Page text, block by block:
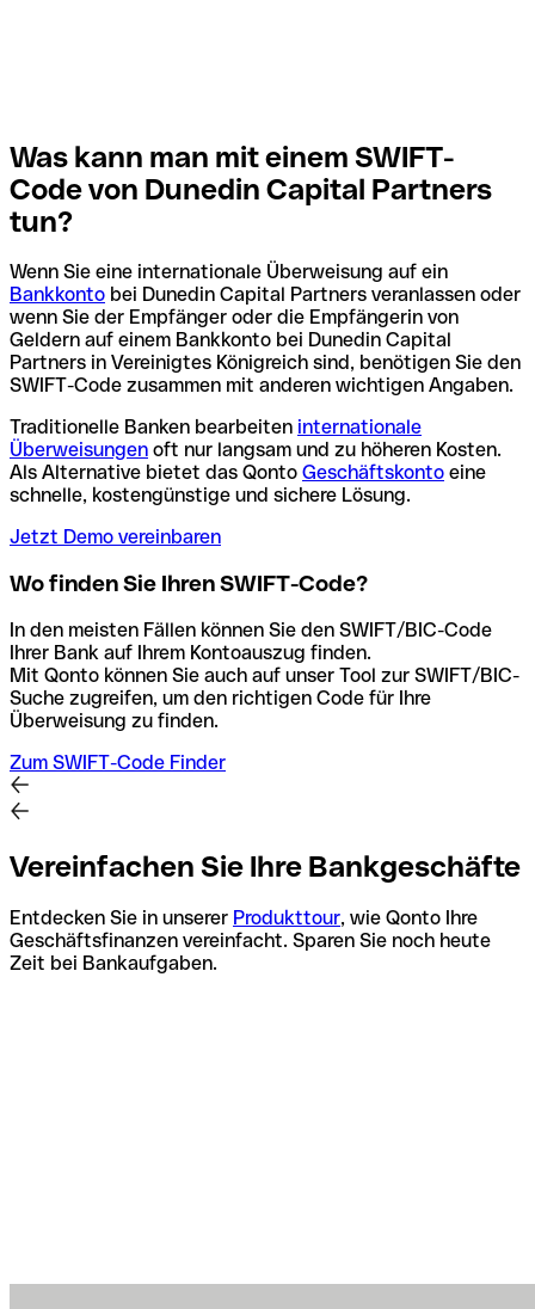
Was kann man mit einem SWIFT-
Code von Dunedin Capital Partners
tun?
Wenn Sie eine internationale Überweisung auf ein
Bankkonto bei Dunedin Capital Partners veranlassen oder
wenn Sie der Empfänger oder die Empfängerin von
Geldern auf einem Bankkonto bei Dunedin Capital
Partners in Vereinigtes Königreich sind, benötigen Sie den
SWIFT-Code zusammen mit anderen wichtigen Angaben.
Traditionelle Banken bearbeiten internationale
Überweisungen oft nur langsam und zu höheren Kosten.
Als Alternative bietet das Qonto Geschäftskonto eine
schnelle, kostengünstige und sichere Lösung.
Jetzt Demo vereinbaren
Wo finden Sie Ihren SWIFT-Code?
In den meisten Fällen können Sie den SWIFT/BIC-Code
Ihrer Bank auf Ihrem Kontoauszug finden.
Mit Qonto können Sie auch auf unser Tool zur SWIFT/BIC-
Suche zugreifen, um den richtigen Code für Ihre
Überweisung zu finden.
Zum SWIFT-Code Finder
Vereinfachen Sie Ihre Bankgeschäfte
Entdecken Sie in unserer Produkttour, wie Qonto Ihre
Geschäftsfinanzen vereinfacht. Sparen Sie noch heute
Zeit bei Bankaufgaben.